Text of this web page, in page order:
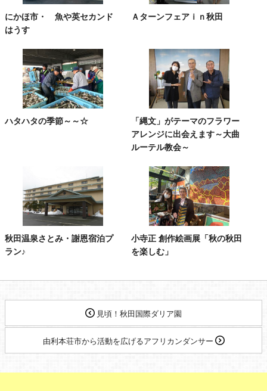
にかほ市・ 魚や英セカンド
はうす
Ａターンフェアｉｎ秋田
ハタハタの季節～～☆
「縄文」がテーマのフラワー
アレンジに出会えます～大曲
ルーテル教会～
秋田温泉さとみ・謝恩宿泊プ
ラン♪
小寺正 創作絵画展「秋の秋田
を楽しむ」
見頃！秋田国際ダリア園
由利本荘市から活動を広げるアフリカンダンサー